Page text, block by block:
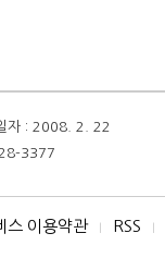
자 : 2008. 2. 22
3377
스 이용약관 I RSS I